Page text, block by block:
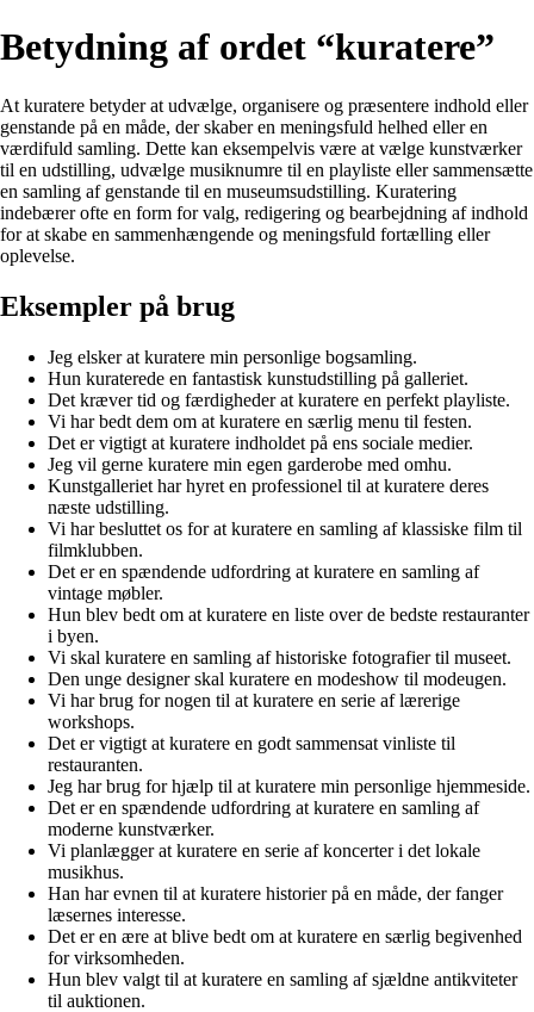
Betydning af ordet “kuratere”
At kuratere betyder at udvælge, organisere og præsentere indhold eller
genstande på en måde, der skaber en meningsfuld helhed eller en
værdifuld samling. Dette kan eksempelvis være at vælge kunstværker
til en udstilling, udvælge musiknumre til en playliste eller sammensætte
en samling af genstande til en museumsudstilling. Kuratering
indebærer ofte en form for valg, redigering og bearbejdning af indhold
for at skabe en sammenhængende og meningsfuld fortælling eller
oplevelse.
Eksempler på brug
Jeg elsker at kuratere min personlige bogsamling.
Hun kuraterede en fantastisk kunstudstilling på galleriet.
Det kræver tid og færdigheder at kuratere en perfekt playliste.
Vi har bedt dem om at kuratere en særlig menu til festen.
Det er vigtigt at kuratere indholdet på ens sociale medier.
Jeg vil gerne kuratere min egen garderobe med omhu.
Kunstgalleriet har hyret en professionel til at kuratere deres
næste udstilling.
Vi har besluttet os for at kuratere en samling af klassiske film til
filmklubben.
Det er en spændende udfordring at kuratere en samling af
vintage møbler.
Hun blev bedt om at kuratere en liste over de bedste restauranter
i byen.
Vi skal kuratere en samling af historiske fotografier til museet.
Den unge designer skal kuratere en modeshow til modeugen.
Vi har brug for nogen til at kuratere en serie af lærerige
workshops.
Det er vigtigt at kuratere en godt sammensat vinliste til
restauranten.
Jeg har brug for hjælp til at kuratere min personlige hjemmeside.
Det er en spændende udfordring at kuratere en samling af
moderne kunstværker.
Vi planlægger at kuratere en serie af koncerter i det lokale
musikhus.
Han har evnen til at kuratere historier på en måde, der fanger
læsernes interesse.
Det er en ære at blive bedt om at kuratere en særlig begivenhed
for virksomheden.
Hun blev valgt til at kuratere en samling af sjældne antikviteter
til auktionen.